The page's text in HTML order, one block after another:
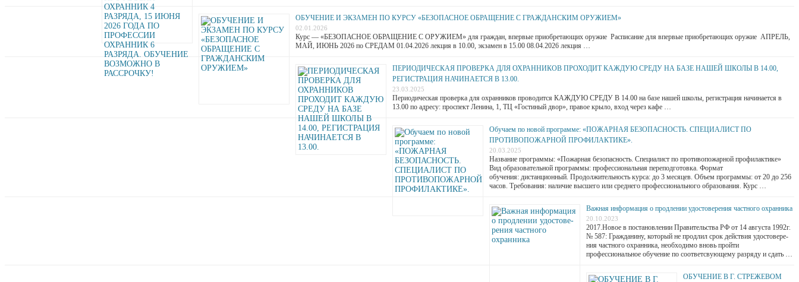
ОБУЧЕНИЕ И ЭКЗАМЕН ПО КУРСУ «БЕЗОПАСНОЕ ОБРАЩЕНИЕ С ГРАЖДАНСКИМ ОРУЖИЕМ»
02.01.2026
Курс — «БЕЗОПАСНОЕ ОБРАЩЕНИЕ С ОРУЖИЕМ» для граждан, впервые приобретающих оружие Расписание для впервые приобретающих оружие АПРЕЛЬ,
МАЙ, ИЮНЬ 2026 по СРЕДАМ 01.04.2026 лекция в 10.00, экзамен в 15.00 08.04.2026 лекция …
ПЕРИОДИЧЕСКАЯ ПРОВЕРКА ДЛЯ ОХРАННИКОВ ПРОХОДИТ КАЖДУЮ СРЕДУ НА БАЗЕ НАШЕЙ ШКОЛЫ В 14.00,
РЕГИСТРАЦИЯ НАЧИНАЕТСЯ В 13.00.
23.03.2025
Периодическая проверка для охранников проводится КАЖДУЮ СРЕДУ В 14.00 на базе нашей школы, регистрация начинается в
13.00 по адресу: проспект Ленина, 1, ТЦ «Гостиный двор», правое крыло, вход через кафе …
Обучаем по новой программе: «ПОЖАРНАЯ БЕЗОПАСНОСТЬ. СПЕЦИАЛИСТ ПО
ПРОТИВОПОЖАРНОЙ ПРОФИЛАКТИКЕ».
20.03.2025
Название программы: «Пожарная безопасность. Специалист по противопожарной профилактике»
Вид образовательной программы: профессиональная переподготовка. Формат
обучения: дистанционный. Продолжительность курса: до 3 месяцев. Объем программы: от 20 до 256
часов. Требования: наличие высшего или среднего профессионального образования. Курс …
Важная ин­фор­ма­ция о про­дле­нии удо­сто­ве­ре­ния частного охранника
20.10.2023
2017.Новое в по­ста­нов­ле­нии Пра­ви­тель­ства РФ от 14 ав­гу­ста 1992г.
№ 587: Гражданину, который не про­длил срок действия удо­сто­ве­ре­
ния част­но­го охран­ни­ка, необ­хо­ди­мо вновь прой­ти
профессиональное обу­че­ние по соответсвующему раз­ря­ду и сдать …
ОБУЧЕНИЕ В Г. СТРЕЖЕВОМ